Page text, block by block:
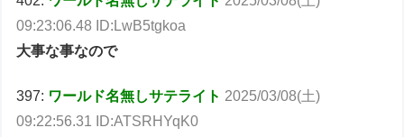
09:23:06.48 ID:LwB5tgkoa
大事な事なので
397: ワールド名無しサテライト 2025/03/08(土)
09:22:56.31 ID:ATSRHYqK0